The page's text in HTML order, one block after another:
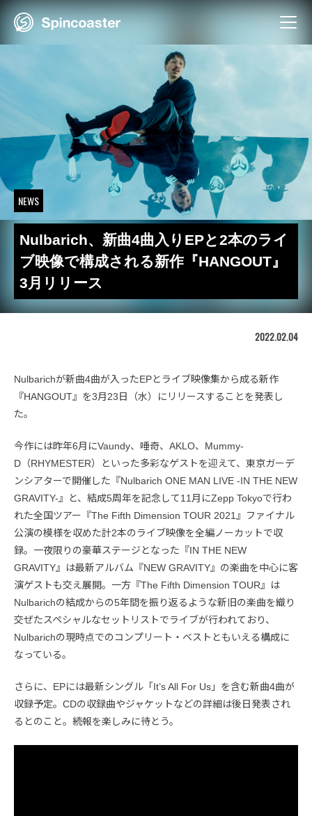
Skip
NEWS
Nulbarich、新曲4曲入りEPと2本のライ
ブ映像で構成される新作『HANGOUT』
3月リリース
2022.02.04
Nulbarichが新曲4曲が入ったEPとライブ映像集から成る新作
『HANGOUT』を3月23日（水）にリリースすることを発表し
た。
今作には昨年6月にVaundy、唾奇、AKLO、Mummy-
D（RHYMESTER）といった多彩なゲストを迎えて、東京ガーデ
ンシアターで開催した『Nulbarich ONE MAN LIVE -IN THE NEW
GRAVITY-』と、結成5周年を記念して11月にZepp Tokyoで行わ
れた全国ツアー『The Fifth Dimension TOUR 2021』ファイナル
公演の模様を収めた計2本のライブ映像を全編ノーカットで収
録。一夜限りの豪華ステージとなった『IN THE NEW
GRAVITY』は最新アルバム『NEW GRAVITY』の楽曲を中心に客
演ゲストも交え展開。一方『The Fifth Dimension TOUR』は
Nulbarichの結成からの5年間を振り返るような新旧の楽曲を織り
交ぜたスペシャルなセットリストでライブが行われており、
Nulbarichの現時点でのコンプリート・ベストともいえる構成に
なっている。
さらに、EPには最新シングル「It’s All For Us」を含む新曲4曲が
収録予定。CDの収録曲やジャケットなどの詳細は後日発表され
るとのこと。続報を楽しみに待とう。